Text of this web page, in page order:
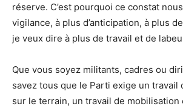
réserve. C’est pourquoi ce constat
vigilance, à plus d’anticipation, à plus
je veux dire à plus de travail et de
Que vous soyez militants, cadres ou
savez tous que le Parti exige un travail
sur le terrain, un travail de mobilisation